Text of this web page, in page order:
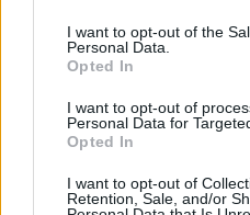
I want to opt-out of the
Personal Data.
Opted In
I want to opt-out of
Personal Data for
Opted In
I want to opt-out of
Retention, Sale, and/or